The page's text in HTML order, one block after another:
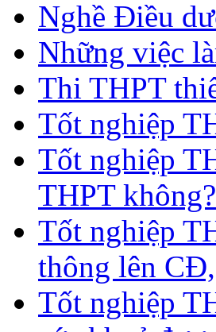
Nghề Điều
Những việc
Thi THPT
Tốt nghiệp
Tốt nghiệp
THPT không?
Tốt nghiệp
thông lên
Tốt nghiệp